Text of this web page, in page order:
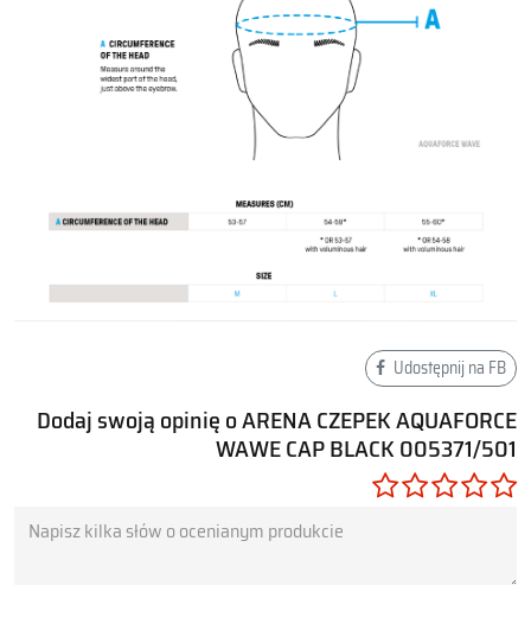
Udostępnij na FB
Dodaj swoją opinię o ARENA CZEPEK AQUAFORCE
WAWE CAP BLACK 005371/501